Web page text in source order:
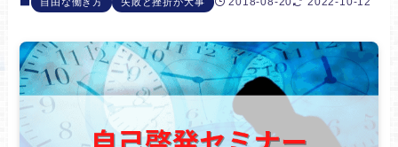
自由な働き方 失敗と挫折が大事